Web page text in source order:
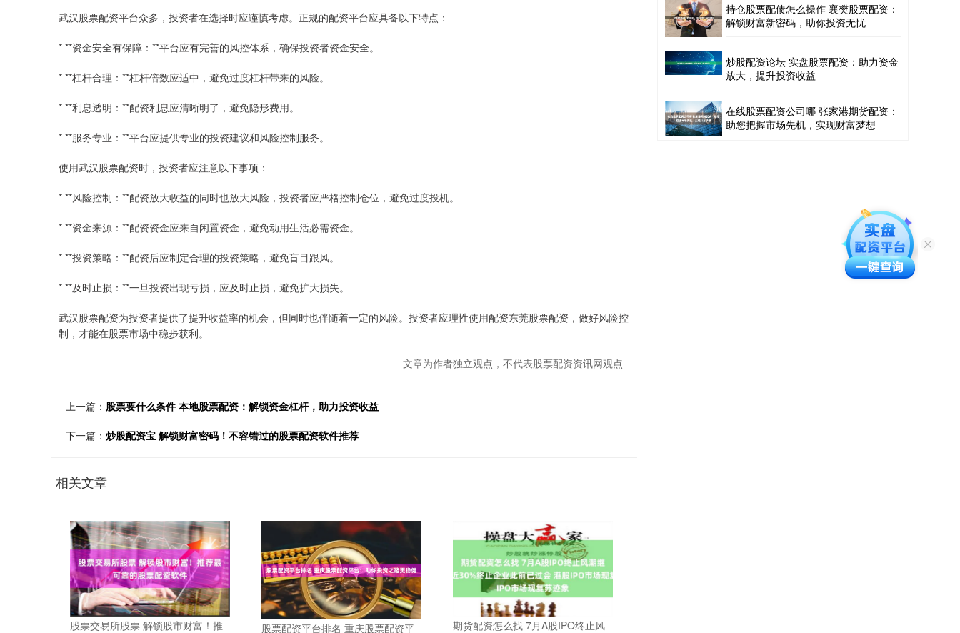
武汉股票配资平台众多，投资者在选择时应谨慎考虑。正规的配资平台应具备以下特点：
* **资金安全有保障：**平台应有完善的风控体系，确保投资者资金安全。
* **杠杆合理：**杠杆倍数应适中，避免过度杠杆带来的风险。
* **利息透明：**配资利息应清晰明了，避免隐形费用。
* **服务专业：**平台应提供专业的投资建议和风险控制服务。
使用武汉股票配资时，投资者应注意以下事项：
* **风险控制：**配资放大收益的同时也放大风险，投资者应严格控制仓位，避免过度投机。
* **资金来源：**配资资金应来自闲置资金，避免动用生活必需资金。
* **投资策略：**配资后应制定合理的投资策略，避免盲目跟风。
* **及时止损：**一旦投资出现亏损，应及时止损，避免扩大损失。
武汉股票配资为投资者提供了提升收益率的机会，但同时也伴随着一定的风险。投资者应理性使用配资东莞股票配资，做好风险控
制，才能在股票市场中稳步获利。
文章为作者独立观点，不代表股票配资资讯网观点
上一篇： 股票要什么条件 本地股票配资：解锁资金杠杆，助力投资收益
下一篇： 炒股配资宝 解锁财富密码！不容错过的股票配资软件推荐
相关文章
股票交易所股票 解锁股市财富！推
股票配资平台排名 重庆股票配资平
期货配资怎么找 7月A股IPO终止风
持仓股票配债怎么操作 襄樊股票配资：
解锁财富新密码，助你投资无忧
炒股配资论坛 实盘股票配资：助力资金
放大，提升投资收益
在线股票配资公司哪 张家港期货配资：
助您把握市场先机，实现财富梦想